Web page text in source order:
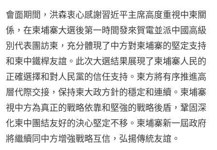
會面期間，洪森衷心感謝習近平主席高度重視中柬關
係，在柬埔寨大選後第一時間發來賀電並派中國高級
別代表團訪柬，充分體現了中方對柬埔寨的堅定支持
和柬中鐵桿友誼。此次大選結果展現了柬埔寨人民的
正確選擇和對人民黨的信任支持。柬方將有序推進高
層代際交接，保持柬大政方針的穩定和連續。柬埔寨
視中方為真正的戰略依靠和堅強的戰略後盾，鞏固深
化柬中團結友好的決心堅定不移。柬埔寨新一屆政府
將繼續同中方增強戰略互信，弘揚傳統友誼。